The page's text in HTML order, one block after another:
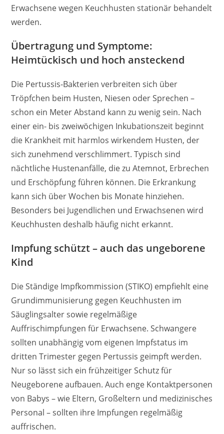
Erwachsene wegen Keuchhusten stationär behandelt
werden.
Übertragung und Symptome:
Heimtückisch und hoch ansteckend
Die Pertussis-Bakterien verbreiten sich über
Tröpfchen beim Husten, Niesen oder Sprechen –
schon ein Meter Abstand kann zu wenig sein. Nach
einer ein- bis zweiwöchigen Inkubationszeit beginnt
die Krankheit mit harmlos wirkendem Husten, der
sich zunehmend verschlimmert. Typisch sind
nächtliche Hustenanfälle, die zu Atemnot, Erbrechen
und Erschöpfung führen können. Die Erkrankung
kann sich über Wochen bis Monate hinziehen.
Besonders bei Jugendlichen und Erwachsenen wird
Keuchhusten deshalb häufig nicht erkannt.
Impfung schützt – auch das ungeborene
Kind
Die Ständige Impfkommission (STIKO) empfiehlt eine
Grundimmunisierung gegen Keuchhusten im
Säuglingsalter sowie regelmäßige
Auffrischimpfungen für Erwachsene. Schwangere
sollten unabhängig vom eigenen Impfstatus im
dritten Trimester gegen Pertussis geimpft werden.
Nur so lässt sich ein frühzeitiger Schutz für
Neugeborene aufbauen. Auch enge Kontaktpersonen
von Babys – wie Eltern, Großeltern und medizinisches
Personal – sollten ihre Impfungen regelmäßig
auffrischen.